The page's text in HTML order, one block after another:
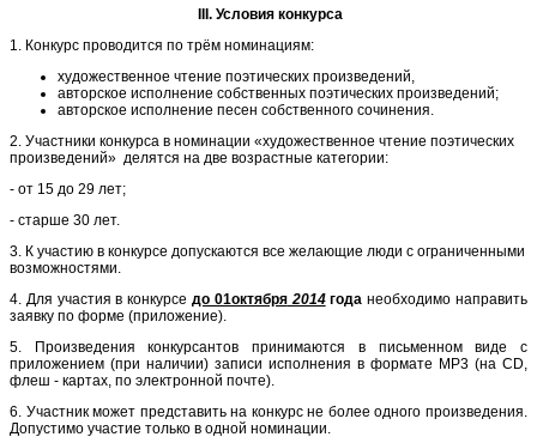
III. Условия конкурса
1. Конкурс проводится по трём номинациям:
художественное чтение поэтических произведений,
авторское исполнение собственных поэтических произведений;
авторское исполнение песен собственного сочинения.
2. Участники конкурса в номинации «художественное чтение поэтических
произведений» делятся на две возрастные категории:
- от 15 до 29 лет;
- старше 30 лет.
3. К участию в конкурсе допускаются все желающие люди с ограниченными
возможностями.
4. Для участия в конкурсе до 01октября2014года необходимо направить
заявку по форме (приложение).
5. Произведения конкурсантов принимаются в письменном виде с
приложением (при наличии) записи исполнения в формате МР3 (на CD,
флеш - картах, по электронной почте).
6. Участник может представить на конкурс не более одного произведения.
Допустимо участие только в одной номинации.